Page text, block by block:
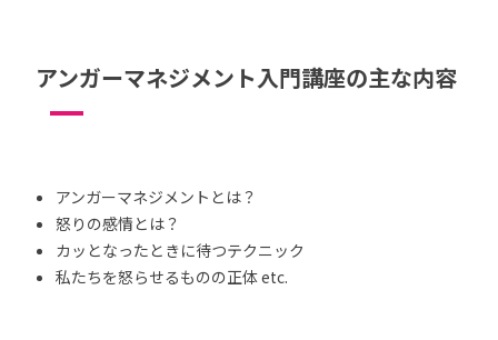
アンガーマネジメント入門講座の主な内容
アンガーマネジメントとは？
怒りの感情とは？
カッとなったときに待つテクニック
私たちを怒らせるものの正体 etc.